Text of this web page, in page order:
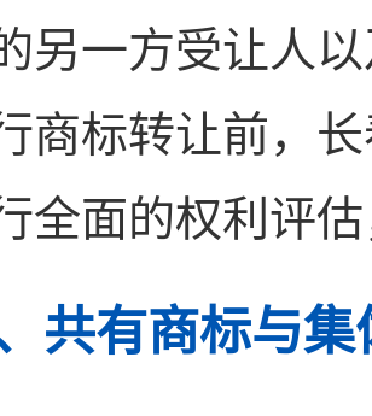
另一方受让人
商标转让前，
全面的权利评
共有商标与